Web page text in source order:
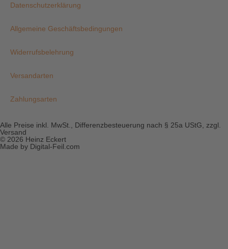
Datenschutzerklärung
Allgemeine Geschäftsbedingungen
Widerrufsbelehrung
Versandarten
Zahlungsarten
Alle Preise inkl. MwSt., Differenzbesteuerung nach § 25a UStG, zzgl.
Versand
© 2026 Heinz Eckert
Made by Digital-Feil.com